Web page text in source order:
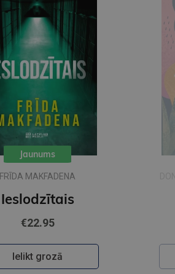
Jaunums
FRĪDA MAKFADENA
Ieslodzītais
€22.95
Ielikt grozā